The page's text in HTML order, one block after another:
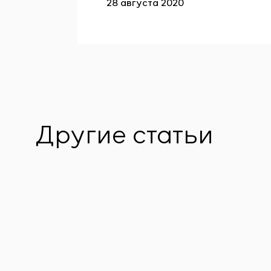
28 августа 2020
Другие статьи